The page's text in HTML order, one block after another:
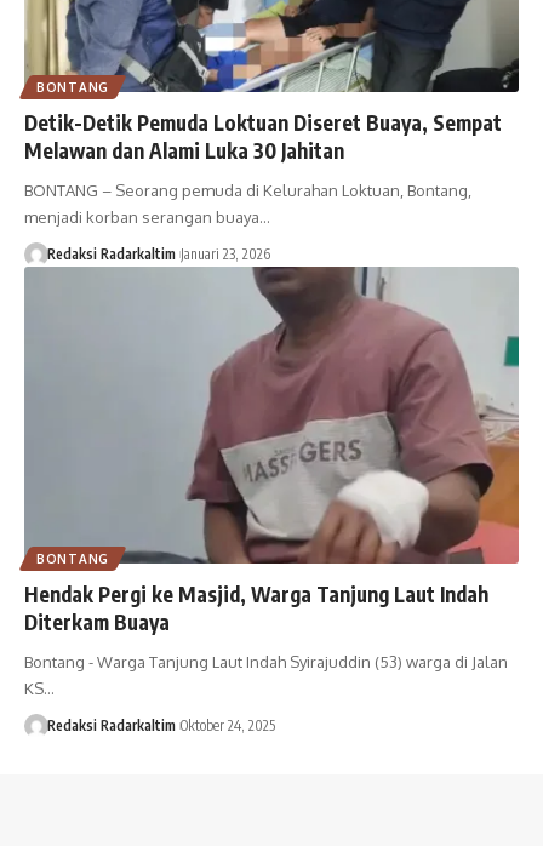
BONTANG
Detik-Detik Pemuda Loktuan Diseret Buaya, Sempat
Melawan dan Alami Luka 30 Jahitan
BONTANG – Seorang pemuda di Kelurahan Loktuan, Bontang,
menjadi korban serangan buaya…
Redaksi Radarkaltim Januari 23, 2026
BONTANG
Hendak Pergi ke Masjid, Warga Tanjung Laut Indah
Diterkam Buaya
Bontang - Warga Tanjung Laut Indah Syirajuddin (53) warga di Jalan
KS…
Redaksi Radarkaltim Oktober 24, 2025